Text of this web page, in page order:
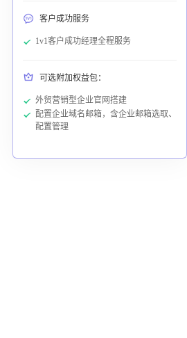
客户成功服务
1v1客户成功经理全程服务
可选附加权益包：
外贸营销型企业官网搭建
配置企业域名邮箱，含企业邮箱选取、
配置管理